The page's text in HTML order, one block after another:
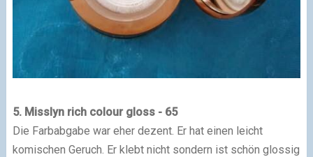
5. Misslyn rich colour gloss - 65
Die Farbabgabe war eher dezent. Er hat einen leicht
komischen Geruch. Er klebt nicht sondern ist schön glossig